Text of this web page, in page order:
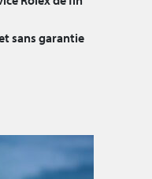
sans garantie